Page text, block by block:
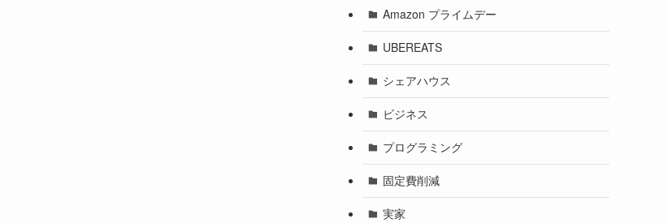
Amazon プライムデー
UBEREATS
シェアハウス
ビジネス
プログラミング
固定費削減
実家